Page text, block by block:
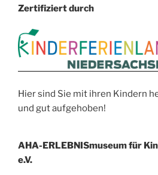
Zertifiziert durch
Hier sind Sie mit ihren Kindern
und gut aufgehoben!
AHA-ERLEBNISmuseum für
e.V.